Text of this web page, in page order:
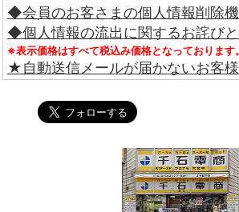
◆会員のお客さまの個人情報削除
◆個人情報の流出に関するお詫びと
※表示価格はすべて税込み価格となっております。
★自動送信メールが届かないお客